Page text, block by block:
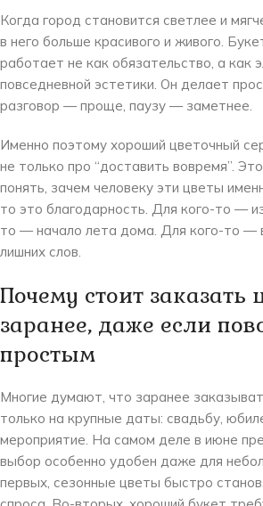
Когда город становится светлее и
в него больше красивого и живого.
работает не как обязательство, а как
повседневной эстетики. Он делает
разговор — проще, паузу — заметнее.
Именно поэтому хороший цветочный
не только про “доставить вовремя”.
понять, зачем человеку эти цветы
то это благодарность. Для кого-то —
то — начало лета дома. Для кого-то —
лишних слов.
Почему стоит заказать
заранее, даже если
простым
Многие думают, что заранее
только на крупные даты: свадьбу,
мероприятие. На самом деле в июне
выбор особенно удобен даже для
первых, сезонные цветы быстро